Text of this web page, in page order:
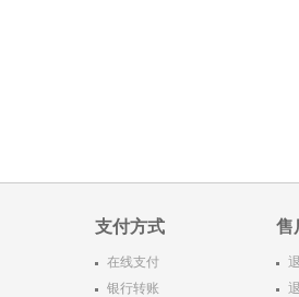
支付方式
在线支付
银行转账
售